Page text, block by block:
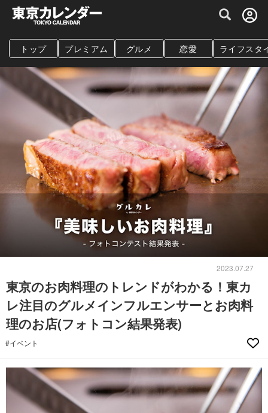
グルメ情報・プレミアムレストラン予約
トップ プレミアム グルメ 恋愛 ライフスタ
2023.07.27
東京のお肉料理のトレンドがわかる！東カ
レ注目のグルメインフルエンサーとお肉料
理のお店(フォトコン結果発表)
#イベント